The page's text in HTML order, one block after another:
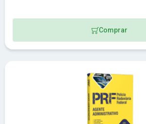
Comprar